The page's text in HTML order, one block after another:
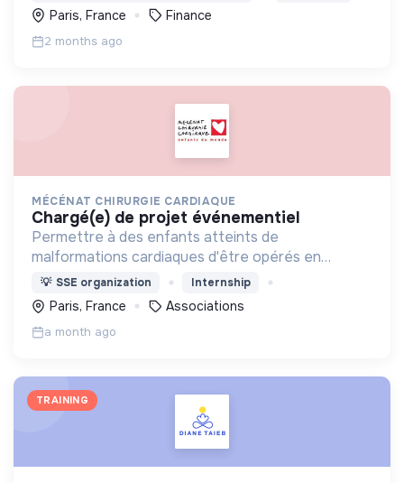
Paris, France Finance
2 months ago
MÉCÉNAT CHIRURGIE CARDIAQUE
chargé(e) de projet événementiel
Permettre à des enfants atteints de
malformations cardiaques d'être opérés en
France, en Suisse ou en Belgique lorsque cela est
impossible dans leur pays faute de moyens
techniques ou financiers.
💡 SSE organization Internship
Paris, France Associations
a month ago
TRAINING